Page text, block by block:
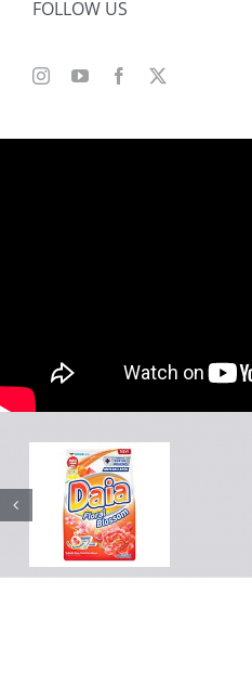
FOLLOW US